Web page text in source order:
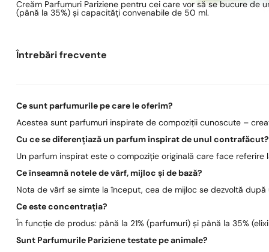
Creăm Parfumuri Pariziene pentru cei care vor să se bucure
(până la 35%) și capacități convenabile de 50 ml.
Întrebări frecvente
Ce sunt parfumurile pe care le oferim?
Acestea sunt parfumuri inspirate de compoziții cunoscute –
Cu ce se diferențiază un parfum inspirat de unul contrafăcut?
Un parfum inspirat este o compoziție originală care face
Ce înseamnă notele de vârf, mijloc și de bază?
Nota de vârf se simte la început, cea de mijloc se dezvoltă
Ce este concentrația?
În funcție de produs: până la 21% (parfumuri) și până la 35%
Sunt Parfumurile Pariziene testate pe animale?